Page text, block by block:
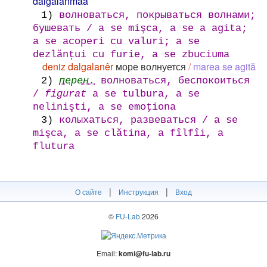
1)
волноваться, покрываться волнами;
бушевать / a se mişca, a se a agita;
a se acoperi cu valuri; a se
dezlănţui cu furie, a se zbuciuma
deniz dalgalanêrморе волнуется / marea se agită
2) перен. волноваться, беспокоиться
/
figurat a se tulbura, a se
nelinişti, a se emoţiona
3)
колыхаться, развеваться / a se
mişca, a se clătina, a fîlfîi, a
flutura
О сайте | Инструкция | Вход
© FU-Lab2026
Email:komi@fu-lab.ru